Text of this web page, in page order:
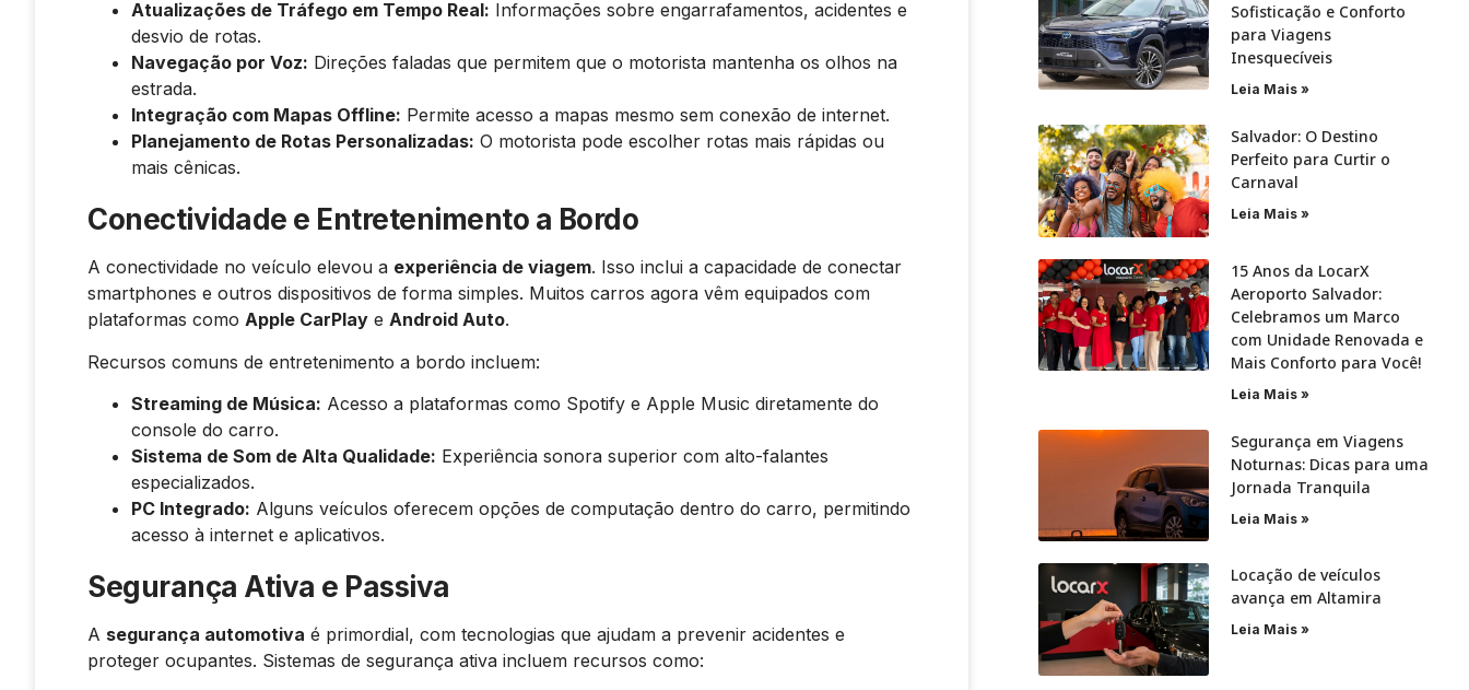
Atualizações de Tráfego em Tempo Real: Informações sobre engarrafamentos, acidentes e
desvio de rotas.
Navegação por Voz: Direções faladas que permitem que o motorista mantenha os olhos na
estrada.
Integração com Mapas Offline: Permite acesso a mapas mesmo sem conexão de internet.
Planejamento de Rotas Personalizadas: O motorista pode escolher rotas mais rápidas ou
mais cênicas.
Conectividade e Entretenimento a Bordo
A conectividade no veículo elevou a experiência de viagem. Isso inclui a capacidade de conectar
smartphones e outros dispositivos de forma simples. Muitos carros agora vêm equipados com
plataformas como Apple CarPlay e Android Auto.
Recursos comuns de entretenimento a bordo incluem:
Streaming de Música: Acesso a plataformas como Spotify e Apple Music diretamente do
console do carro.
Sistema de Som de Alta Qualidade: Experiência sonora superior com alto-falantes
especializados.
PC Integrado: Alguns veículos oferecem opções de computação dentro do carro, permitindo
acesso à internet e aplicativos.
Segurança Ativa e Passiva
A segurança automotiva é primordial, com tecnologias que ajudam a prevenir acidentes e
proteger ocupantes. Sistemas de segurança ativa incluem recursos como:
Sofisticação e Conforto
para Viagens
Inesquecíveis
Leia Mais »
Salvador: O Destino
Perfeito para Curtir o
Carnaval
Leia Mais »
15 Anos da LocarX
Aeroporto Salvador:
Celebramos um Marco
com Unidade Renovada e
Mais Conforto para Você!
Leia Mais »
Segurança em Viagens
Noturnas: Dicas para uma
Jornada Tranquila
Leia Mais »
Locação de veículos
avança em Altamira
Leia Mais »